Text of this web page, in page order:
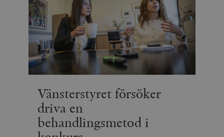
Vänsterstyret försöker
driva en
behandlingsmetod i